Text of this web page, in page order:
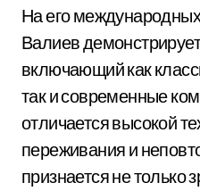
На его
Валиев
включающий как
так и современные
отличается высокой
переживания и
признается не только